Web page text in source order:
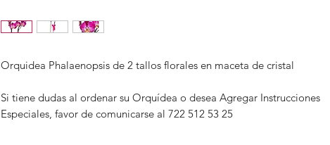
Orquidea Phalaenopsis de 2 tallos florales en maceta de cristal
Si tiene dudas al ordenar su Orquídea o desea Agregar Instrucciones
Especiales, favor de comunicarse al 722 512 53 25